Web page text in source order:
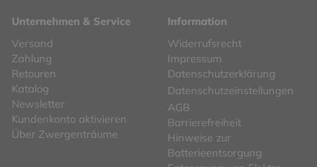
Unternehmen & Service
Versand
Zahlung
Retouren
Katalog
Newsletter
Kundenkonto aktivieren
Über Zwergenträume
Information
Widerrufsrecht
Impressum
Datenschutzerklärung
Datenschutzeinstellungen
AGB
Barrierefreiheit
Hinweise zur
Batterieentsorgung